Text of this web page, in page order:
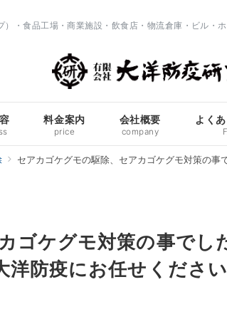
・食品工場・商業施設・飲食店・物流倉庫・ビル・
料金案内
price
会社概要
company
よく
セアカゴケグモの駆除、セアカゴケグモ対策の事
ゴケグモ対策の事でし
防疫にお任せください